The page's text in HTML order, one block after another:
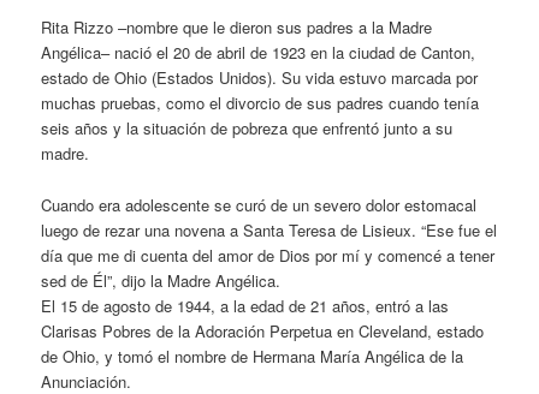
Rita Rizzo –nombre que le dieron sus padres a la Madre
Angélica– nació el 20 de abril de 1923 en la ciudad de Canton,
estado de Ohio (Estados Unidos). Su vida estuvo marcada por
muchas pruebas, como el divorcio de sus padres cuando tenía
seis años y la situación de pobreza que enfrentó junto a su
madre.
Cuando era adolescente se curó de un severo dolor estomacal
luego de rezar una novena a Santa Teresa de Lisieux. “Ese fue el
día que me di cuenta del amor de Dios por mí y comencé a tener
sed de Él”, dijo la Madre Angélica.
El 15 de agosto de 1944, a la edad de 21 años, entró a las
Clarisas Pobres de la Adoración Perpetua en Cleveland, estado
de Ohio, y tomó el nombre de Hermana María Angélica de la
Anunciación.